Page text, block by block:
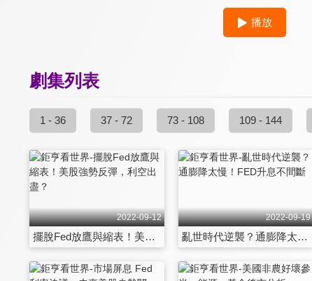
播放
劇集列表
1 - 36 37 - 72 73 - 108 109 - 144
2022-09-12
擺脫Fed放鷹與縮表！美股強勢反彈，利空出盡？
2022-09-19
亂世時代逆襲？通膨降太慢！FED升息不間斷